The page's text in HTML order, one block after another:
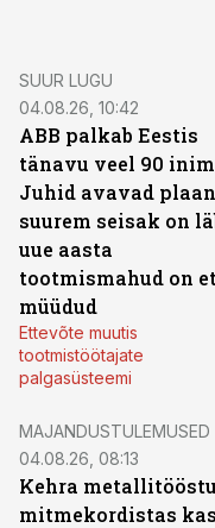
SUUR LUGU
04.08.26, 10:42
ABB palkab Eestis
tänavu veel 90
Juhid avavad
suurem seisak on
uue aasta
tootmismahud on
müüdud
Ettevõte muutis
tootmistöötajate
palgasüsteemi
MAJANDUSTULEMUSED
04.08.26, 08:13
Kehra
mitmekordistas